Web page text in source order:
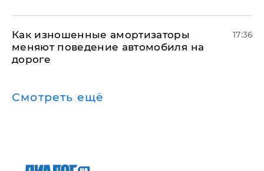
Как изношенные амортизаторы
меняют поведение автомобиля на
дороге
17:36
Смотреть ещё